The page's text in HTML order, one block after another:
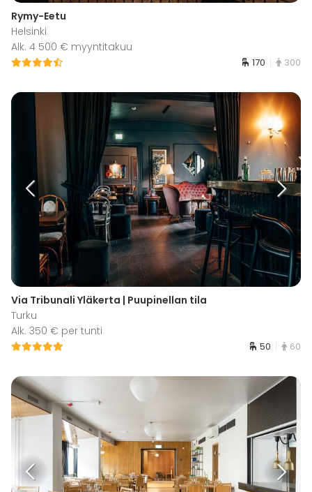
Rymy-Eetu
Helsinki
Alk. 4 500 € myyntitakuu
170 300
Via Tribunali Yläkerta | Puupinellan tila
Turku
Alk. 350 € per tunti
50 60